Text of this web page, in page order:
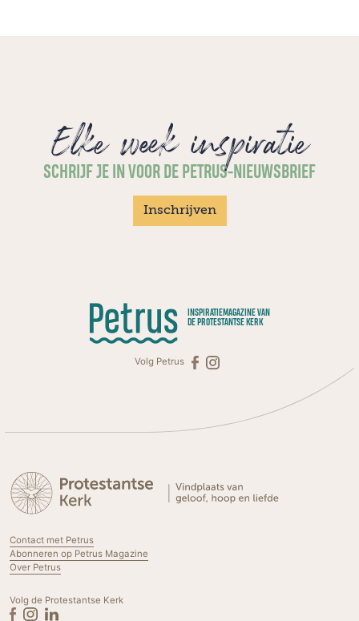
Elke week inspiratie
SCHRIJF JE IN VOOR DE PETRUS-NIEUWSBRIEF
Inschrijven
INSPIRATIEMAGAZINE VAN
DE PROTESTANTSE KERK
Volg Petrus
Contact met Petrus
Abonneren op Petrus Magazine
Over Petrus
Volg de Protestantse Kerk